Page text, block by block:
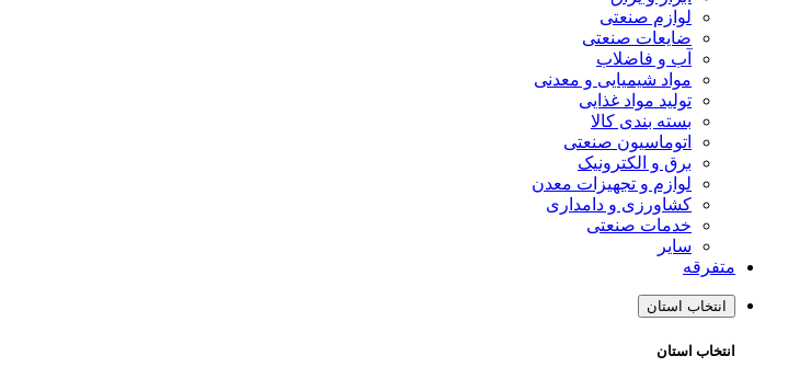
لوازم صنعتی
ضایعات صنعتی
آب و فاضلاب
مواد شیمیایی و معدنی
تولید مواد غذایی
بسته بندی کالا
اتوماسیون صنعتی
برق و الکترونیک
لوازم و تجهیزات معدن
کشاورزی و دامداری
خدمات صنعتی
سایر
متفرقه
انتخاب استان
انتخاب استان